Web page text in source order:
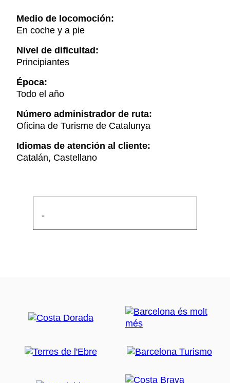
Medio de locomoción:
En coche y a pie
Nivel de dificultad:
Principiantes
Época:
Todo el año
Número administrador de ruta:
Oficina de Turisme de Catalunya
Idiomas de atención al cliente:
Catalán, Castellano
-